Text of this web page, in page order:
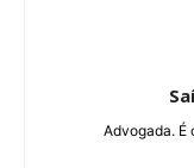
Advogada. É